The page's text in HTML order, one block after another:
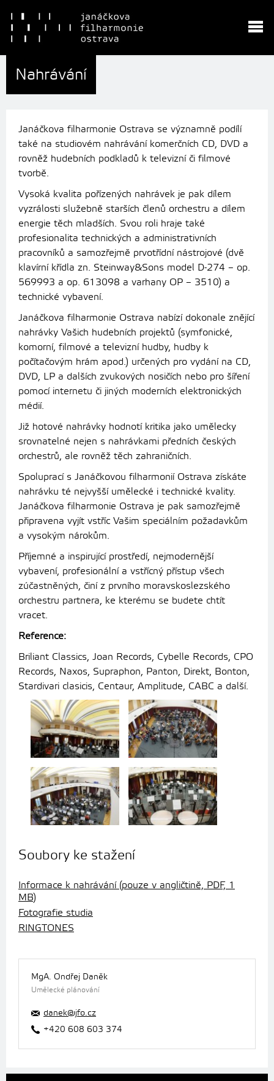
Nahrávání
Janáčkova filharmonie Ostrava se významně podílí
také na studiovém nahrávání komerčních CD, DVD a
rovněž hudebních podkladů k televizní či filmové
tvorbě.
Vysoká kvalita pořízených nahrávek je pak dílem
vyzrálosti služebně starších členů orchestru a dílem
energie těch mladších. Svou roli hraje také
profesionalita technických a administrativních
pracovníků a samozřejmě prvotřídní nástrojové (dvě
klavírní křídla zn. Steinway&Sons model D-274 – op.
569993 a op. 613098 a varhany OP – 3510) a
technické vybavení.
Janáčkova filharmonie Ostrava nabízí dokonale znějící
nahrávky Vašich hudebních projektů (symfonické,
komorní, filmové a televizní hudby, hudby k
počítačovým hrám apod.) určených pro vydání na CD,
DVD, LP a dalších zvukových nosičích nebo pro šíření
pomocí internetu či jiných moderních elektronických
médií.
Již hotové nahrávky hodnotí kritika jako umělecky
srovnatelné nejen s nahrávkami předních českých
orchestrů, ale rovněž těch zahraničních.
Spoluprací s Janáčkovou filharmonií Ostrava získáte
nahrávku té nejvyšší umělecké i technické kvality.
Janáčkova filharmonie Ostrava je pak samozřejmě
připravena vyjít vstříc Vašim speciálním požadavkům
a vysokým nárokům.
Příjemné a inspirující prostředí, nejmodernější
vybavení, profesionální a vstřícný přístup všech
zúčastněných, činí z prvního moravskoslezského
orchestru partnera, ke kterému se budete chtít
vracet.
Reference:
Briliant Classics, Joan Records, Cybelle Records, CPO
Records, Naxos, Supraphon, Panton, Direkt, Bonton,
Stardivari clasicis, Centaur, Amplitude, CABC a další.
Soubory ke stažení
Informace k nahrávání (pouze v angličtině, PDF, 1
MB)
Fotografie studia
RINGTONES
MgA. Ondřej Daněk
Umělecké plánování
danek@jfo.cz
+420 608 603 374